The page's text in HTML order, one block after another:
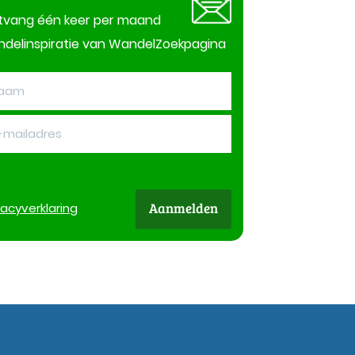
één keer per maand
van WandelZoekpagina
verklaring Aanmelden